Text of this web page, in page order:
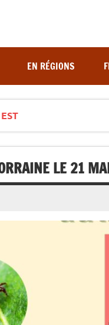
EN RÉGIONS
LE 21